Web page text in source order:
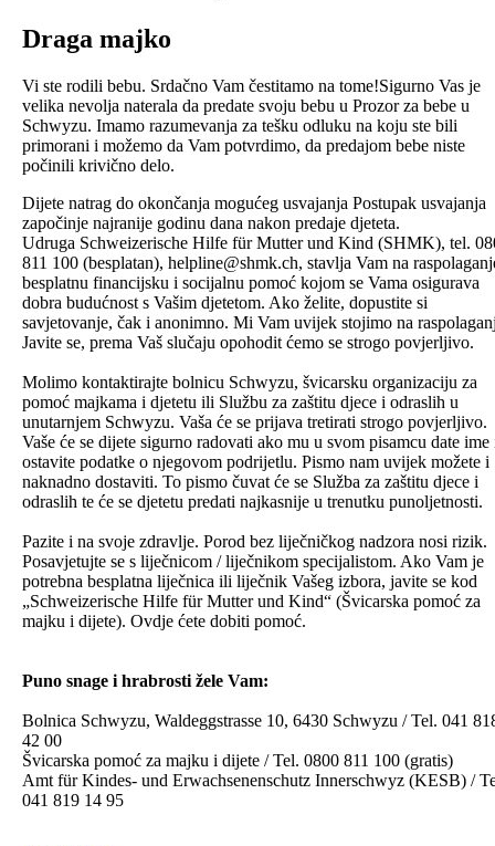
Draga majko
Vi ste rodili bebu. Srdačno Vam čestitamo na tome!Sigurno Vas je
velika nevolja naterala da predate svoju bebu u Prozor za bebe u
Schwyzu. Imamo razumevanja za tešku odluku na koju ste bili
primorani i možemo da Vam potvrdimo, da predajom bebe niste
počinili krivično delo.
Dijete natrag do okončanja mogućeg usvajanja Postupak usvajanja
započinje najranije godinu dana nakon predaje djeteta.
Udruga Schweizerische Hilfe für Mutter und Kind (SHMK), tel.
811 100 (besplatan), helpline@shmk.ch, stavlja Vam na
besplatnu financijsku i socijalnu pomoć kojom se Vama osigurava
dobra budućnost s Vašim djetetom. Ako želite, dopustite si
savjetovanje, čak i anonimno. Mi Vam uvijek stojimo na
Javite se, prema Vaš slučaju opohodit ćemo se strogo povjerljivo.
Molimo kontaktirajte bolnicu Schwyzu, švicarsku organizaciju za
pomoć majkama i djetetu ili Službu za zaštitu djece i odraslih u
unutarnjem Schwyzu. Vaša će se prijava tretirati strogo povjerljivo.
Vaše će se dijete sigurno radovati ako mu u svom pisamcu date ime
ostavite podatke o njegovom podrijetlu. Pismo nam uvijek možete i
naknadno dostaviti. To pismo čuvat će se Služba za zaštitu djece i
odraslih te će se djetetu predati najkasnije u trenutku punoljetnosti.
Pazite i na svoje zdravlje. Porod bez liječničkog nadzora nosi rizik.
Posavjetujte se s liječnicom / liječnikom specijalistom. Ako Vam je
potrebna besplatna liječnica ili liječnik Vašeg izbora, javite se kod
„Schweizerische Hilfe für Mutter und Kind“ (Švicarska pomoć za
majku i dijete). Ovdje ćete dobiti pomoć.
Puno snage i hrabrosti žele Vam:
Bolnica Schwyzu, Waldeggstrasse 10, 6430 Schwyzu / Tel. 041
42 00
Švicarska pomoć za majku i dijete / Tel. 0800 811 100 (gratis)
Amt für Kindes- und Erwachsenenschutz Innerschwyz (KESB) /
041 819 14 95